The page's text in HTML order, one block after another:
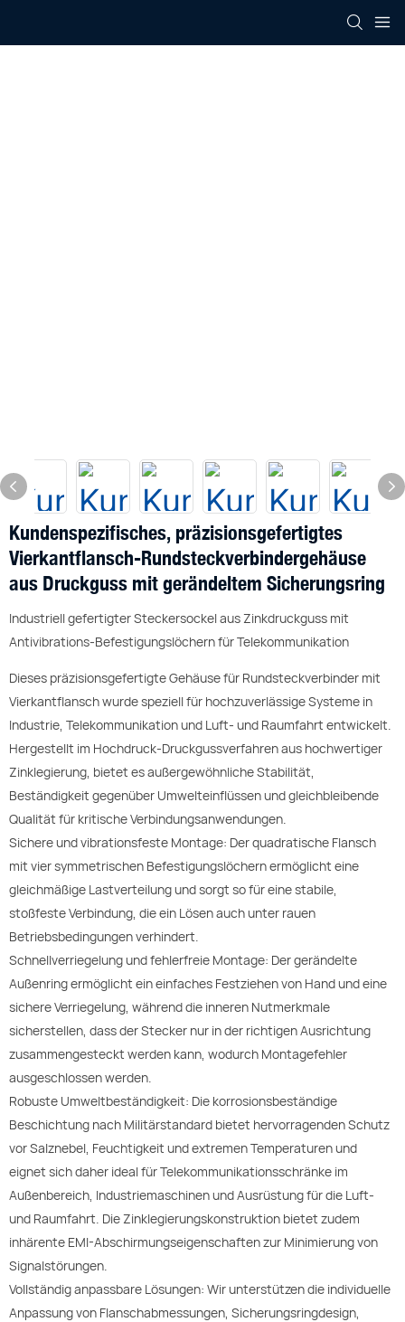
Kundenspezifisches, präzisionsgefertigtes
Vierkantflansch-Rundsteckverbindergehäuse
aus Druckguss mit gerändeltem Sicherungsring
Industriell gefertigter Steckersockel aus Zinkdruckguss mit
Antivibrations-Befestigungslöchern für Telekommunikation
Dieses präzisionsgefertigte Gehäuse für Rundsteckverbinder mit
Vierkantflansch wurde speziell für hochzuverlässige Systeme in
Industrie, Telekommunikation und Luft- und Raumfahrt entwickelt.
Hergestellt im Hochdruck-Druckgussverfahren aus hochwertiger
Zinklegierung, bietet es außergewöhnliche Stabilität,
Beständigkeit gegenüber Umwelteinflüssen und gleichbleibende
Qualität für kritische Verbindungsanwendungen.
Sichere und vibrationsfeste Montage: Der quadratische Flansch
mit vier symmetrischen Befestigungslöchern ermöglicht eine
gleichmäßige Lastverteilung und sorgt so für eine stabile,
stoßfeste Verbindung, die ein Lösen auch unter rauen
Betriebsbedingungen verhindert.
Schnellverriegelung und fehlerfreie Montage: Der gerändelte
Außenring ermöglicht ein einfaches Festziehen von Hand und eine
sichere Verriegelung, während die inneren Nutmerkmale
sicherstellen, dass der Stecker nur in der richtigen Ausrichtung
zusammengesteckt werden kann, wodurch Montagefehler
ausgeschlossen werden.
Robuste Umweltbeständigkeit: Die korrosionsbeständige
Beschichtung nach Militärstandard bietet hervorragenden Schutz
vor Salznebel, Feuchtigkeit und extremen Temperaturen und
eignet sich daher ideal für Telekommunikationsschränke im
Außenbereich, Industriemaschinen und Ausrüstung für die Luft-
und Raumfahrt. Die Zinklegierungskonstruktion bietet zudem
inhärente EMI-Abschirmungseigenschaften zur Minimierung von
Signalstörungen.
Vollständig anpassbare Lösungen: Wir unterstützen die individuelle
Anpassung von Flanschabmessungen, Sicherungsringdesign,